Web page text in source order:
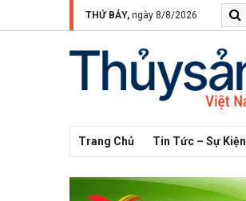
THỨ BẢY, ngày 8/8/2026
Trang Chủ Tin Tức – Sự Kiện